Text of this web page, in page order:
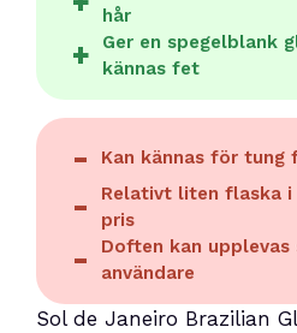
hår
Ger en spegelblank
kännas fet
Kan kännas för
Relativt liten flaska
pris
Doften kan
användare
Sol de Janeiro Brazilian